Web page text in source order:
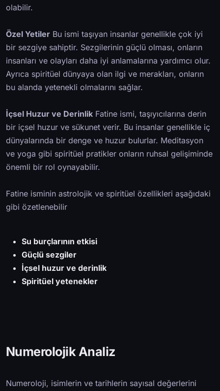
olabilir.
Özel Yetiler Bu ismi taşıyan insanlar genellikle çok iyi
bir sezgiye sahiptir. Sezgilerinin güçlü olması, onların
insanları ve olayları daha iyi anlamalarına yardımcı olur.
Ayrıca spiritüel dünyaya olan ilgi ve merakları, onların
bu alanda yetenekli olmalarını sağlar.
İçsel Huzur ve Derinlik Fatine ismi, taşıyıcılarına derin
bir içsel huzur ve sükunet verir. Bu insanlar genellikle iç
dünyalarında bir denge ve huzur bulurlar. Meditasyon
ve yoga gibi spiritüel pratikler onların ruhsal gelişiminde
önemli bir rol oynayabilir.
Fatine isminin astrolojik ve spiritüel özellikleri aşağıdaki
gibi özetlenebilir
Su burçlarının etkisi
Güçlü sezgiler
İçsel huzur ve derinlik
Spiritüel yetenekler
Numerolojik Analiz
Numeroloji, isimlerin ve tarihlerin sayısal değerlerini